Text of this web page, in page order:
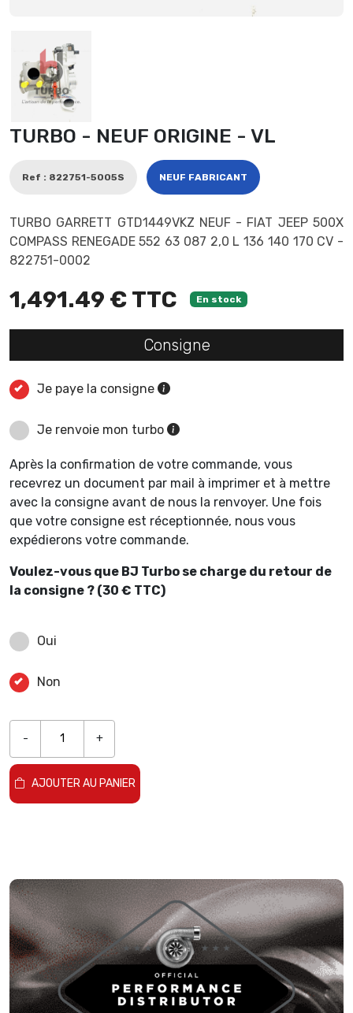
TURBO - NEUF ORIGINE - VL
Ref : 822751-5005S NEUF FABRICANT
TURBO GARRETT GTD1449VKZ NEUF - FIAT JEEP 500X
COMPASS RENEGADE 552 63 087 2,0 L 136 140 170 CV -
822751-0002
1,491.49 € TTC En stock
Consigne
Je paye la consigne
Je renvoie mon turbo
Après la confirmation de votre commande, vous
recevrez un document par mail à imprimer et à mettre
avec la consigne avant de nous la renvoyer. Une fois
que votre consigne est réceptionnée, nous vous
expédierons votre commande.
Voulez-vous que BJ Turbo se charge du retour de
la consigne ? (30 € TTC)
Oui
Non
- +
AJOUTER AU PANIER